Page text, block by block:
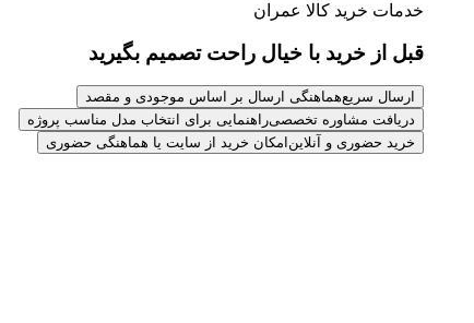
خدمات خرید کالا عمران
قبل از خرید با خیال راحت تصمیم بگیرید
ارسال سریعهماهنگی ارسال بر اساس موجودی و مقصد
دریافت مشاوره تخصصیراهنمایی برای انتخاب مدل مناسب پروژه
خرید حضوری و آنلاین امکان خرید از سایت یا هماهنگی حضوری